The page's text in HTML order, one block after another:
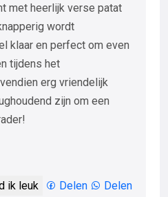
met heerlijk verse patat
wordt
klaar en perfect om even
tijdens het
erg vriendelijk
zijn om een
ik leuk Delen Delen